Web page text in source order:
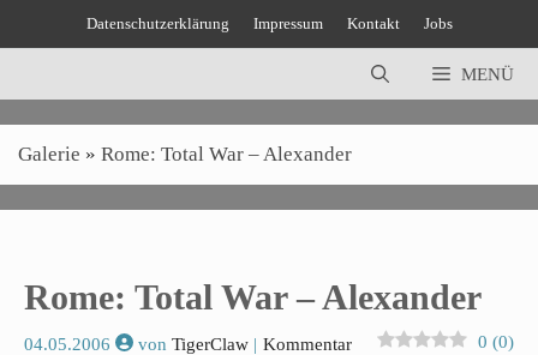
Datenschutzerklärung Impressum Kontakt Jobs
MENÜ
Galerie » Rome: Total War – Alexander
Rome: Total War – Alexander
04.05.2006 von TigerClaw 0 (0)
Kommentar